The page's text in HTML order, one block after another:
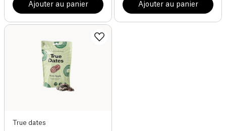
Ajouter au panier Ajouter au panier
True dates